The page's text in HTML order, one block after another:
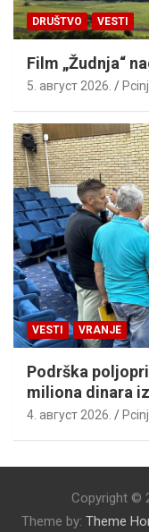
DRUŠTVO VESTI
Film „Žudnja“
5. август 2026.
VESTI VRANJE
Podrška
miliona dinara
4. август 2026.
Copyright ©
Theme by: Theme